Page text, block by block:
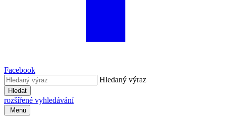
Facebook
Hledaný výraz
Hledat
rozšířené vyhledávání
Menu